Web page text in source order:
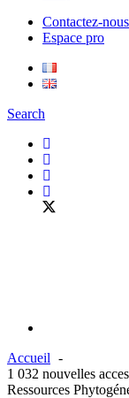
Contactez-nous
Espace pro
Search
Accueil
1 032 nouvelles
Ressources